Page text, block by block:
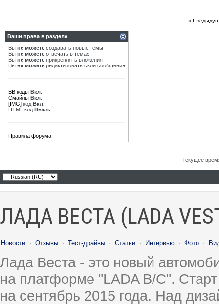
«
Ваши права в разделе
Вы не можете создавать новые темы
Вы не можете отвечать в темах
Вы не можете прикреплять вложения
Вы не можете редактировать свои сообщения
BB коды Вкл.
Смайлы Вкл.
[IMG] код Вкл.
HTML код Выкл.
Правила форума
Текущее
ЛАДА ВЕСТА (LADA
Новости · Отзывы · Тест-драйвы · Статьи · Интервью · Фото ·
Лада Веста - это новый
на платформе "LADA B/C".
на сентябрь 2015 года. Над